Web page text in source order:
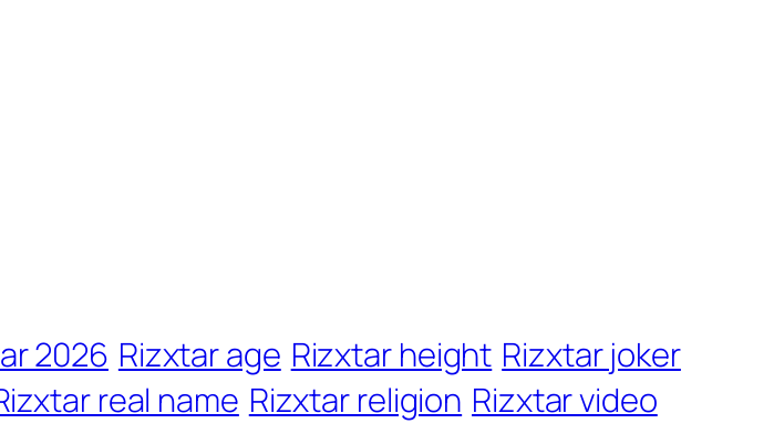
2026 Rizxtar age Rizxtar height Rizxtar joker
real name Rizxtar religion Rizxtar video